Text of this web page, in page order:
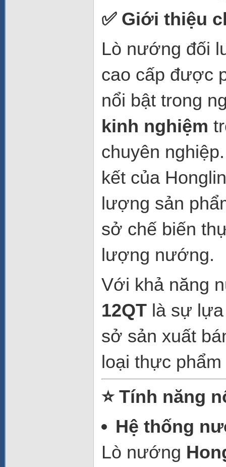
✅ Giới thiệu
Lò nướng đối
cao cấp được
nổi bật trong
kinh nghiệm
chuyên
kết của
lượng sản
sở chế biến
lượng nướng.
Với khả năng
12QT là sự
sở sản xuất
loại thực
⭐ Tính năng
Hệ thống
Lò nướng